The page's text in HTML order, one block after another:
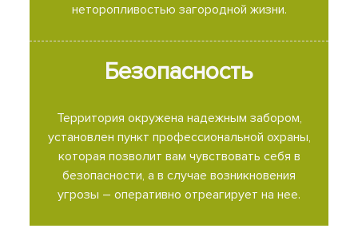
неторопливостью загородной жизни.
Безопасность
Территория окружена надежным забором,
установлен пункт профессиональной охраны,
которая позволит вам чувствовать себя в
безопасности, а в случае возникновения
угрозы – оперативно отреагирует на нее.